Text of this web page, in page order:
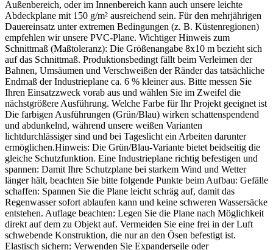
Außenbereich, oder im Innenbereich kann auch unsere leichte
Abdeckplane mit 150 g/m² ausreichend sein. Für den mehrjährigen
Dauereinsatz unter extremen Bedingungen (z. B. Küstenregionen)
empfehlen wir unsere PVC-Plane. Wichtiger Hinweis zum
Schnittmaß (Maßtoleranz): Die Größenangabe 8x10 m bezieht sich
auf das Schnittmaß. Produktionsbedingt fällt beim Verleimen der
Bahnen, Umsäumen und Verschweißen der Ränder das tatsächliche
Endmaß der Industrieplane ca. 6 % kleiner aus. Bitte messen Sie
Ihren Einsatzzweck vorab aus und wählen Sie im Zweifel die
nächstgrößere Ausführung. Welche Farbe für Ihr Projekt geeignet ist
Die farbigen Ausführungen (Grün/Blau) wirken schattenspendend
und abdunkelnd, während unsere weißen Varianten
lichtdurchlässiger sind und bei Tageslicht ein Arbeiten darunter
ermöglichen.Hinweis: Die Grün/Blau-Variante bietet beidseitig die
gleiche Schutzfunktion. Eine Industrieplane richtig befestigen und
spannen: Damit Ihre Schutzplane bei starkem Wind und Wetter
länger hält, beachten Sie bitte folgende Punkte beim Aufbau: Gefälle
schaffen: Spannen Sie die Plane leicht schräg auf, damit das
Regenwasser sofort ablaufen kann und keine schweren Wassersäcke
entstehen. Auflage beachten: Legen Sie die Plane nach Möglichkeit
direkt auf dem zu Objekt auf. Vermeiden Sie eine frei in der Luft
schwebende Konstruktion, die nur an den Ösen befestigt ist.
Elastisch sichern: Verwenden Sie Expanderseile oder